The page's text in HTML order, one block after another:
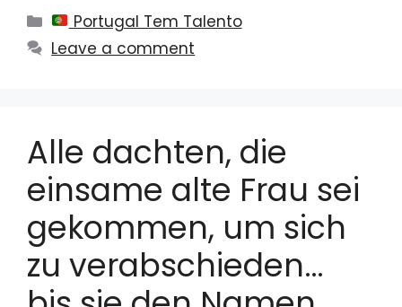
Categories
Portugal Tem Talento
Leave a comment
Alle dachten, die
einsame alte Frau sei
gekommen, um sich
zu verabschieden…